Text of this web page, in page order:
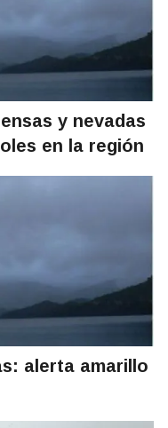
y nevadas
en la región
alerta amarillo